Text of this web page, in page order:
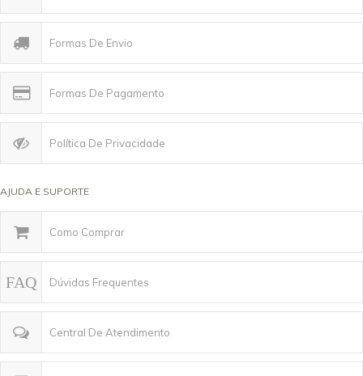
Formas De Envio
Formas De Pagamento
Política De Privacidade
AJUDA E SUPORTE
Como Comprar
Dúvidas Frequentes
Central De Atendimento